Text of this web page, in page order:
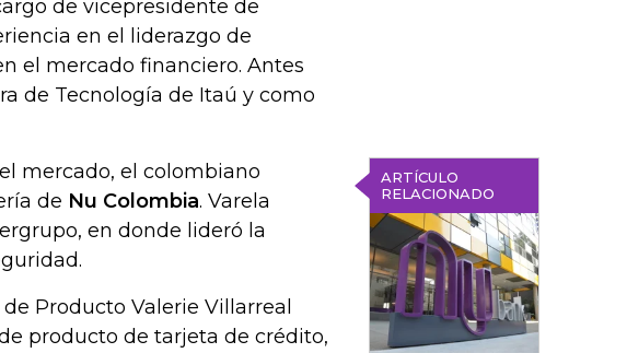
de vicepresidente de
en el liderazgo de
el mercado financiero. Antes
de Tecnología de Itaú y como
ARTÍCULO
RELACIONADO
mercado, el colombiano
de Nu Colombia. Varela
en donde lideró la
Producto Valerie Villarreal
producto de tarjeta de crédito,